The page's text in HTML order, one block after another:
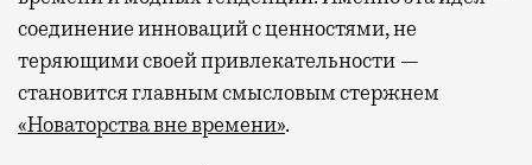
соединение инноваций с ценностями, не
теряющими своей привлекательности —
становится главным смысловым стержнем
«Новаторства вне времени».